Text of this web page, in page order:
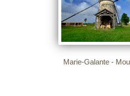
Marie-Galante -